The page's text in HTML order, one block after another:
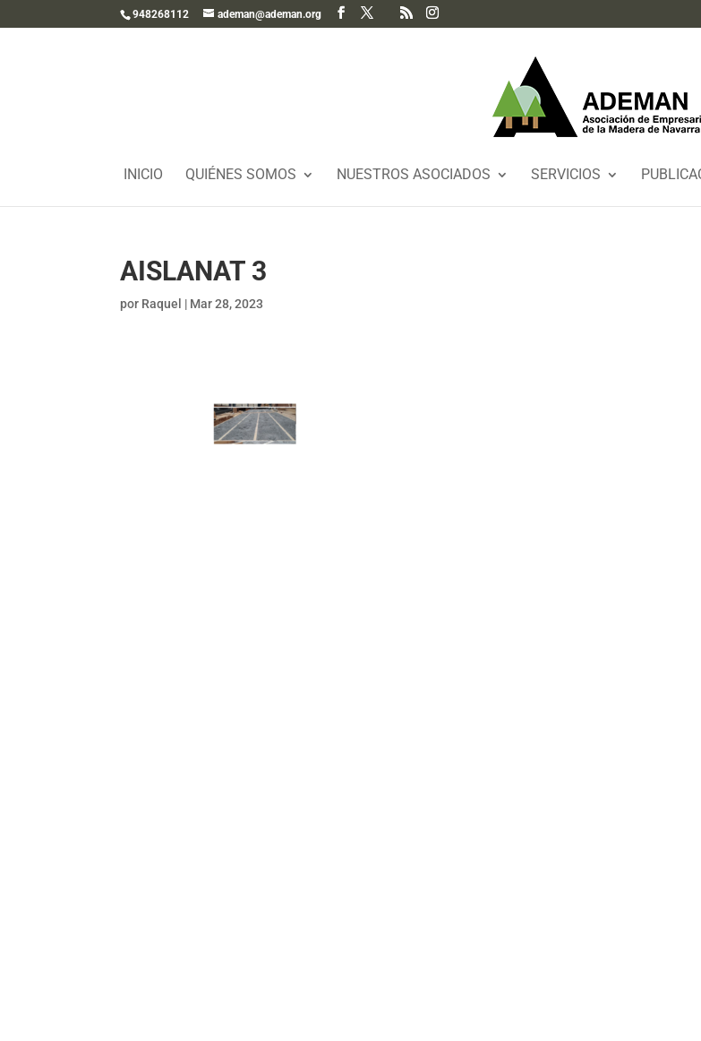
948268112 ademan@ademan.org
INICIO QUIÉNES SOMOS NUESTROS ASOCIADOS SERVICIOS
AISLANAT 3
por Raquel | Mar 28, 2023